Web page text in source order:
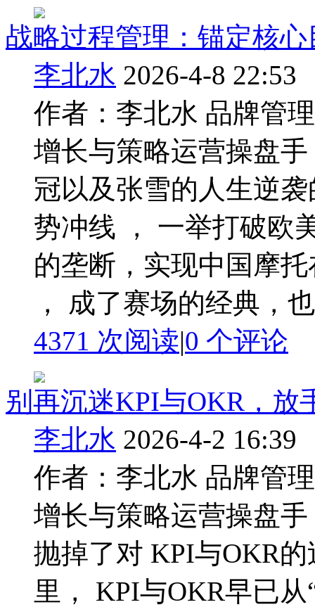
战略过程管理：锚定核
李北水 2026-4-8 22:53
作者：李北水 品牌管
增长与策略运营操盘
冠以及张雪的人生逆
势冲线 ， 一举打破欧
的垄断，实现中国摩
， 成了赛场的经典，
4371 次阅读|0 个评论
别再沉迷KPI与OKR，放
李北水 2026-4-2 16:39
作者：李北水 品牌管
增长与策略运营操盘
抛掉了对 KPI与OKR
里， KPI与OKR早已